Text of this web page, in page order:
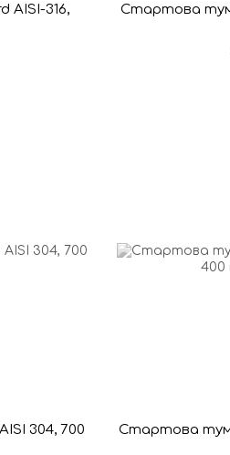
316,
Стартова
304, 700
Стартова